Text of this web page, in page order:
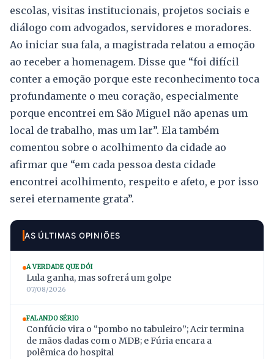
escolas, visitas institucionais, projetos sociais e
diálogo com advogados, servidores e moradores.
Ao iniciar sua fala, a magistrada relatou a emoção
ao receber a homenagem. Disse que “foi difícil
conter a emoção porque este reconhecimento toca
profundamente o meu coração, especialmente
porque encontrei em São Miguel não apenas um
local de trabalho, mas um lar”. Ela também
comentou sobre o acolhimento da cidade ao
afirmar que “em cada pessoa desta cidade
encontrei acolhimento, respeito e afeto, e por isso
serei eternamente grata”.
AS ÚLTIMAS OPINIÕES
A VERDADE QUE DÓI
Lula ganha, mas sofrerá um golpe
07/08/2026
FALANDO SÉRIO
Confúcio vira o “pombo no tabuleiro”; Acir termina
de mãos dadas com o MDB; e Fúria encara a
polêmica do hospital